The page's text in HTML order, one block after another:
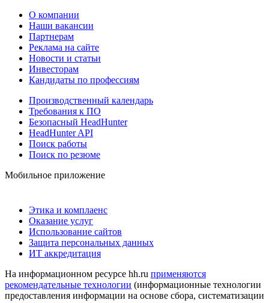
О компании
Наши вакансии
Партнерам
Реклама на сайте
Новости и статьи
Инвесторам
Кандидаты по профессиям
Производственный календарь
Требования к ПО
Безопасный HeadHunter
HeadHunter API
Поиск работы
Поиск по резюме
Мобильное приложение
Этика и комплаенс
Оказание услуг
Использование сайтов
Защита персональных данных
ИТ аккредитация
На информационном ресурсе hh.ru применяются
рекомендательные технологии (информационные технологии
предоставления информации на основе сбора, систематизации